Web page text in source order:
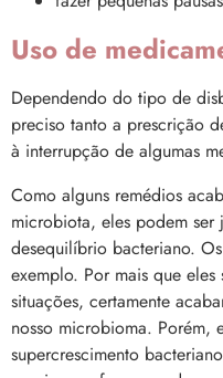
Uso de
Dependendo do tipo de
preciso tanto a prescrição
à interrupção de algumas
Como alguns remédios
microbiota, eles podem ser
desequilíbrio bacteriano.
exemplo. Por mais que eles
situações, certamente
nosso microbioma. Porém,
supercrescimento